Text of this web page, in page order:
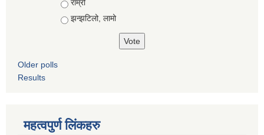
राम्रो
झन्झटिलो, लामो
Older polls
Results
महत्वपुर्ण लिंकहरु